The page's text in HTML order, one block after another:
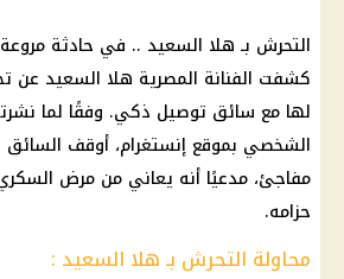
التحرش بـ هلا السعيد .. في حادثة مروعة
كشفت الفنانة المصرية هلا السعيد عن
لها مع سائق توصيل ذكي. وفقًا لما
الشخصي بموقع إنستغرام، أوقف السائق
مفاجئ، مدعيًا أنه يعاني من مرض
حزامه.
محاولة التحرش بـ هلا السعيد :